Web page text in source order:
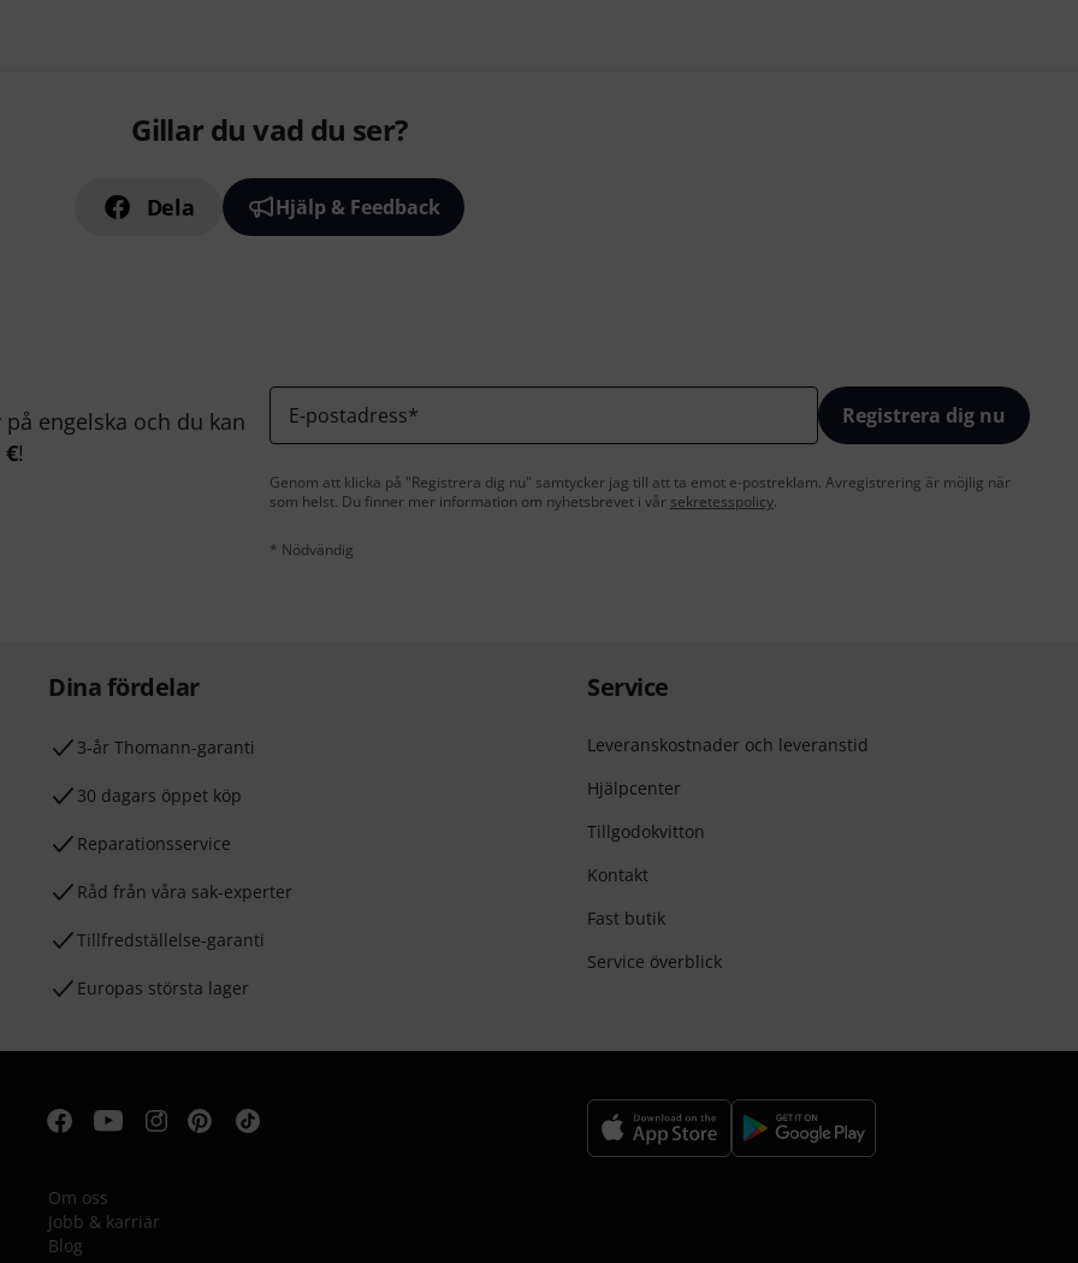
Gillar du vad du ser?
Dela Hjälp & Feedback
engelska och du kan
€!
E-postadress* Registrera dig nu
Genom att klicka på "Registrera dig nu" samtycker jag till att ta emot e-postreklam. Avregistrering är möjlig när
som helst. Du finner mer information om nyhetsbrevet i vår sekretesspolicy.
* Nödvändig
Dina fördelar
3-år Thomann-garanti
30 dagars öppet köp
Reparationsservice
Råd från våra sak-experter
Tillfredställelse-garanti
Europas största lager
Service
Leveranskostnader och leveranstid
Hjälpcenter
Tillgodokvitton
Kontakt
Fast butik
Service överblick
Om oss
Jobb & karriär
Blog